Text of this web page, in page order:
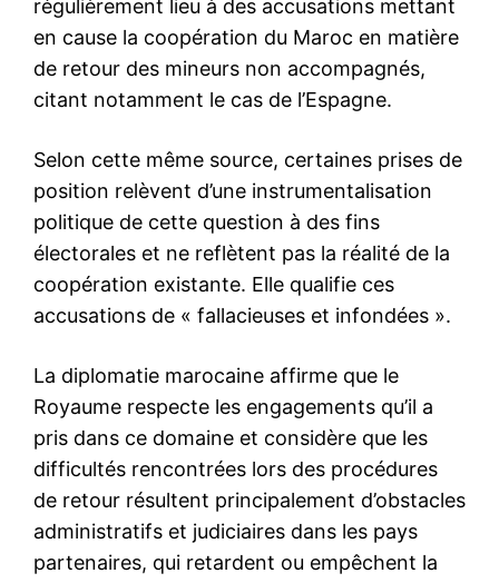
le1.ma
l'intelligence de
l'information
S'ABONNER MAINTENANT
Insight Publications
À propos